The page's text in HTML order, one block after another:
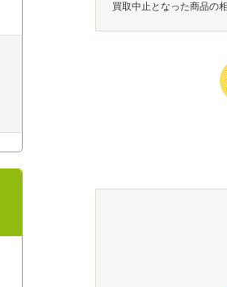
買取中止となった商品の